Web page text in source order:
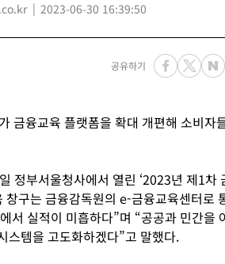
2023-06-30 16:39:50
공유하기
금융교육 플랫폼을 확대 개편해 소비자
정부서울청사에서 열린 ‘2023년 제1차
창구는 금융감독원의 e-금융교육센터로
서 실적이 미흡하다”며 “공공과 민간을
스템을 고도화하겠다”고 말했다.